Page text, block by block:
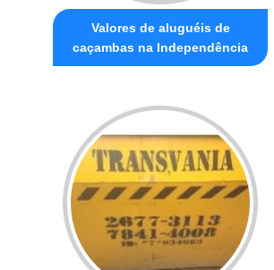
Valores de aluguéis de
caçambas na Independência